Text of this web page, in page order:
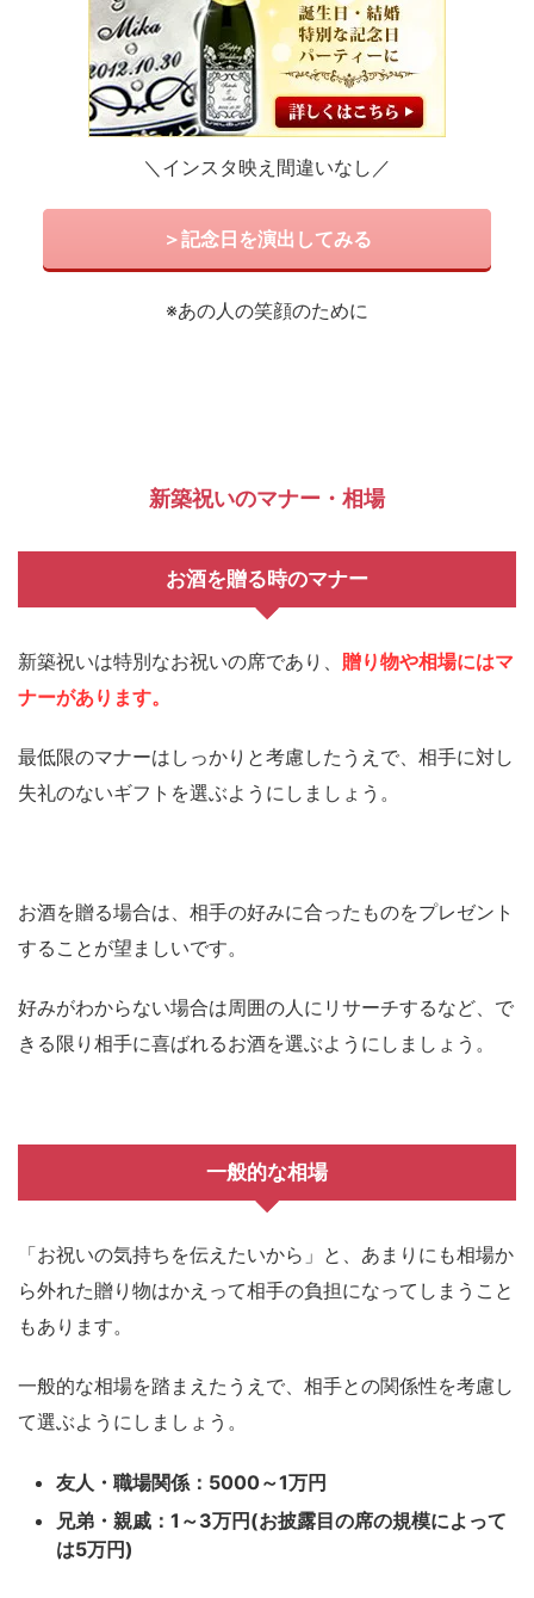
＼インスタ映え間違いなし／
＞記念日を演出してみる
※あの人の笑顔のために
新築祝いのマナー・相場
お酒を贈る時のマナー
新築祝いは特別なお祝いの席であり、 贈り物や相場にはマ
ナーがあります。
最低限のマナーはしっかりと考慮したうえで、相手に対し
失礼のないギフトを選ぶようにしましょう。
お酒を贈る場合は、相手の好みに合ったものをプレゼント
することが望ましいです。
好みがわからない場合は周囲の人にリサーチするなど、で
きる限り相手に喜ばれるお酒を選ぶようにしましょう。
一般的な相場
「お祝いの気持ちを伝えたいから」と、あまりにも相場か
ら外れた贈り物はかえって相手の負担になってしまうこと
もあります。
一般的な相場を踏まえたうえで、相手との関係性を考慮し
て選ぶようにしましょう。
友人・職場関係：5000～1万円
兄弟・親戚：1～3万円(お披露目の席の規模によって
は5万円)